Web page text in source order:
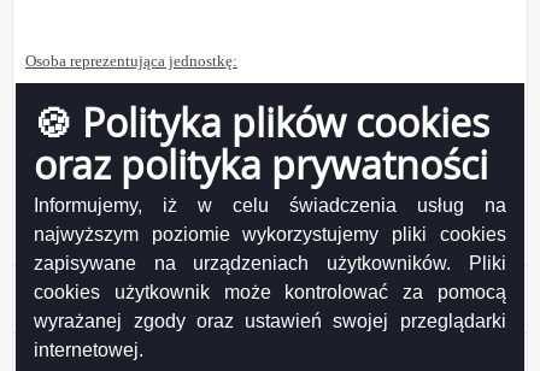
🍪 Polityka plików cookies
oraz polityka prywatności
Informujemy, iż w celu świadczenia usług na
najwyższym poziomie wykorzystujemy pliki cookies
zapisywane na urządzeniach użytkowników. Pliki
cookies użytkownik może kontrolować za pomocą
wyrażanej zgody oraz ustawień swojej przeglądarki
internetowej.
Osoba reprezentująca jednostkę:
Zbigniew Izydor Walendzewicz - Prezes Zarządu
Godziny pracy:
- biuro czynne w godz. 7:30 –15:30
PGO_Uchwały w sprawie kształtowania wynagrodzeń.pdf
( 2.58 MB )
załącznika
PGO_Uchwały
Udostępniający: